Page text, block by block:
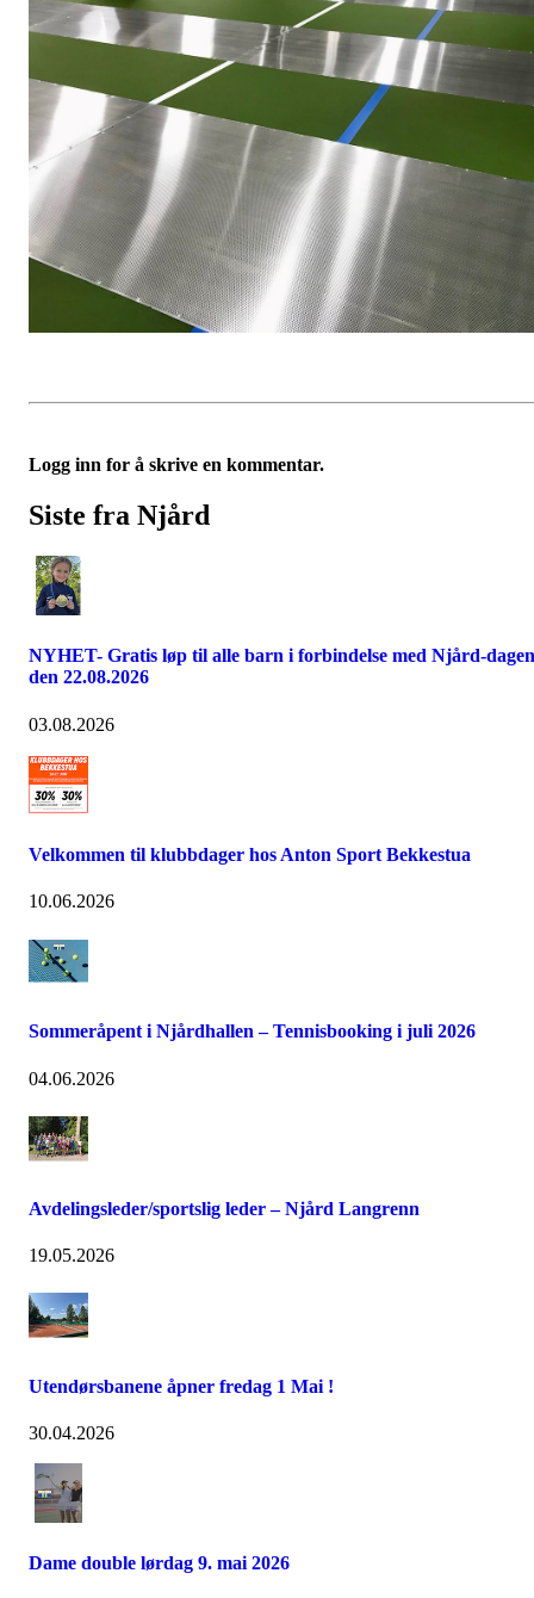
Logg inn for å skrive en kommentar.
Siste fra Njård
NYHET- Gratis løp til alle barn i forbindelse med Njård-dagen
den 22.08.2026
03.08.2026
Velkommen til klubbdager hos Anton Sport Bekkestua
10.06.2026
Sommeråpent i Njårdhallen – Tennisbooking i juli 2026
04.06.2026
Avdelingsleder/sportslig leder – Njård Langrenn
19.05.2026
Utendørsbanene åpner fredag 1 Mai !
30.04.2026
Dame double lørdag 9. mai 2026